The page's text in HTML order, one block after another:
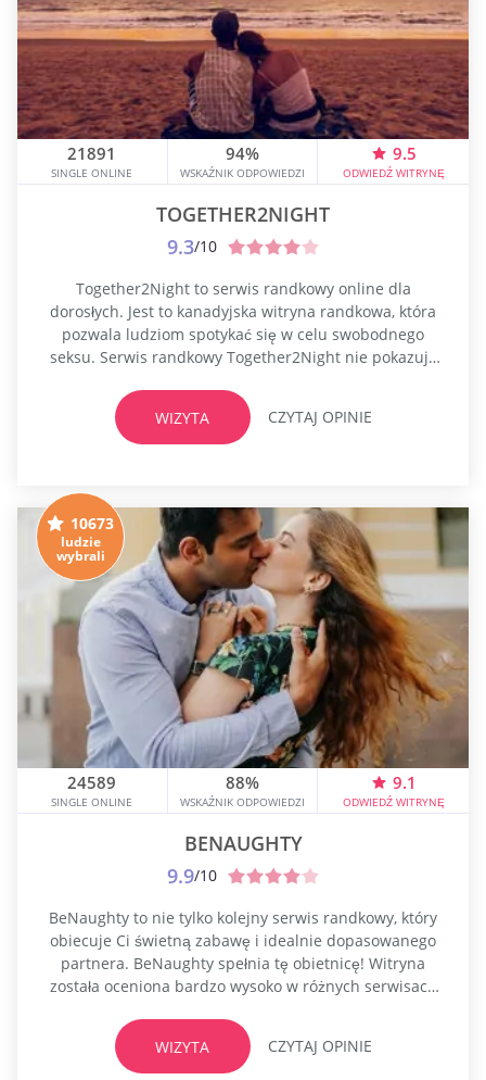
21891
SINGLE ONLINE
94%
WSKAŹNIK ODPOWIEDZI
9.5
ODWIEDŹ WITRYNĘ
TOGETHER2NIGHT
9.3/10
Together2Night to serwis randkowy online dla
dorosłych. Jest to kanadyjska witryna randkowa, która
pozwala ludziom spotykać się w celu swobodnego
seksu. Serwis randkowy Together2Night nie pokazuje
Zamiast tego portal randkowy pokazuje ci tylko tych,
którzy mają takie same preferencje jak ty, a także ci,
którzy podzielają twoje zamiary. Together2Night jest
WIZYTA CZYTAJ OPINIE
10673
ludzie
wybrali
24589
SINGLE ONLINE
88%
WSKAŹNIK ODPOWIEDZI
9.1
ODWIEDŹ WITRYNĘ
BENAUGHTY
9.9/10
BeNaughty to nie tylko kolejny serwis randkowy, który
obiecuje Ci świetną zabawę i idealnie dopasowanego
partnera. BeNaughty spełnia tę obietnicę! Witryna
została oceniona bardzo wysoko w różnych serwisach
dziesięć Największa baza członków Nowsze funkcje
interaktywne, które są regularnie wprowadzane dla
WIZYTA CZYTAJ OPINIE